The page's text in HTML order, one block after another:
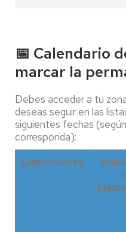
📅 Calendario
marcar la
Debes acceder a tu
deseas seguir en las
siguientes fechas
corresponda):
Llamamiento